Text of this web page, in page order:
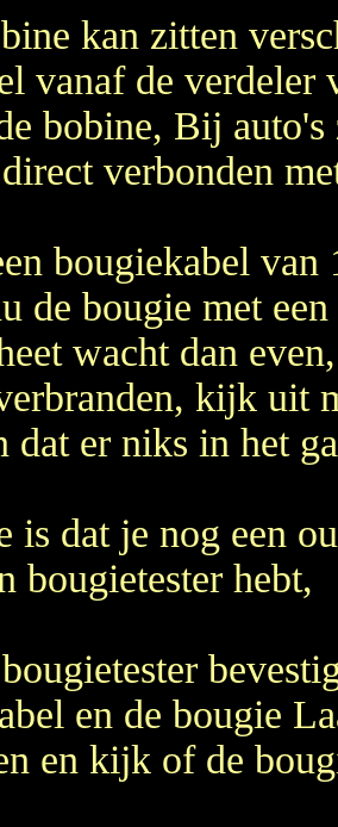
kan zitten
vanaf de verdeler
bobine, Bij auto's
verbonden
bougiekabel van
de bougie met
wacht dan
kijk uit
dat er niks in het
is dat je nog een
bougietester hebt,
en de bougie
en kijk of de